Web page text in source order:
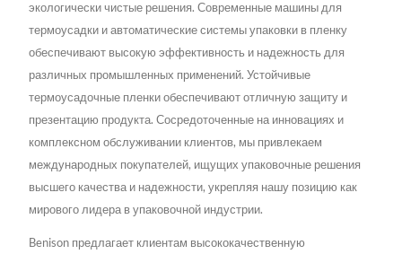
экологически чистые решения. Современные машины для
термоусадки и автоматические системы упаковки в пленку
обеспечивают высокую эффективность и надежность для
различных промышленных применений. Устойчивые
термоусадочные пленки обеспечивают отличную защиту и
презентацию продукта. Сосредоточенные на инновациях и
комплексном обслуживании клиентов, мы привлекаем
международных покупателей, ищущих упаковочные решения
высшего качества и надежности, укрепляя нашу позицию как
мирового лидера в упаковочной индустрии.
Benison предлагает клиентам высококачественную